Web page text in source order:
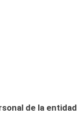
de la entidad